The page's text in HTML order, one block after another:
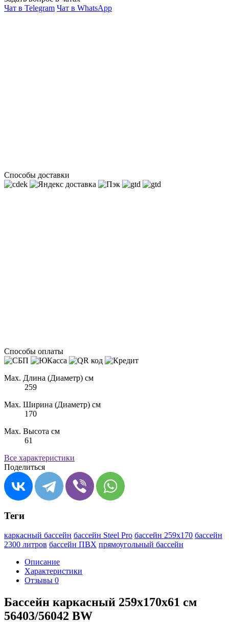
Чат в Telegram Чат в WhatsApp
Способы доставки
Способы оплаты
Max. Длина (Диаметр) см
259
Max. Ширина (Диаметр) см
170
Max. Высота см
61
Все характеристики
Поделиться
Теги
каркасный бассейн бассейн Steel Pro бассейн 259х170 бассейн
2300 литров бассейн ПВХ прямоугольный бассейн
Описание
Характеристики
Отзывы 0
Бассейн каркасный 259х170х61 см
56403/56042 BW